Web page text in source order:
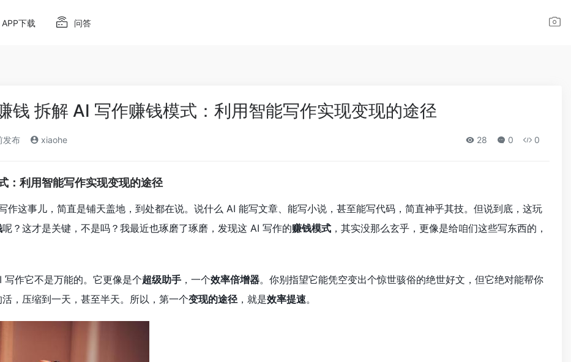
APP下载 问答
钱 拆解 AI 写作赚钱模式：利用智能写作实现变现的途径
发布 xiaohe 28 0 0
：利用智能写作实现变现的途径
作这事儿，简直是铺天盖地，到处都在说。说什么 AI 能写文章、能写小说，甚至能写代码，简直神乎其技。但说到底，这玩
呢？这才是关键，不是吗？我最近也琢磨了琢磨，发现这 AI 写作的赚钱模式 ，其实没那么玄乎，更像是给咱们这些写东西的，
写作它不是万能的。它更像是个超级助手 ，一个效率倍增器。你别指望它能凭空变出个惊世骇俗的绝世好文，但它绝对能帮你
，压缩到一天，甚至半天。所以，第一个变现的途径，就是效率提速。